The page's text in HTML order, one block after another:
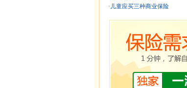
· 儿童应买三种商业保险